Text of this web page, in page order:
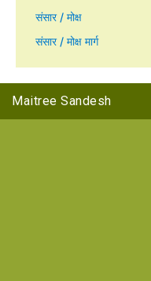
संसार / मोक्ष
संसार / मोक्ष मार्ग
Maitree Sandesh